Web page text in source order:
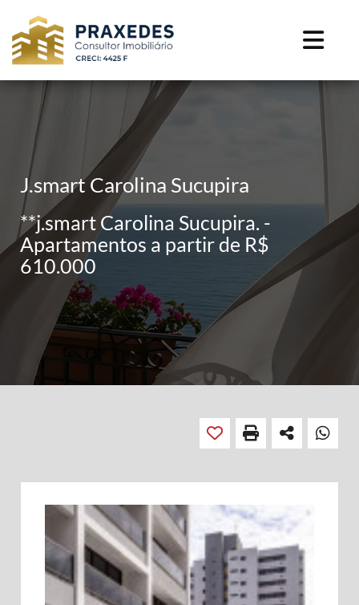
J.smart Carolina Sucupira
**j.smart Carolina Sucupira. -
Apartamentos a partir de R$
610.000